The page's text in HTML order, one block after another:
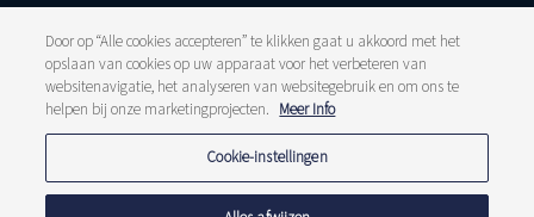
Juridische info
Disclaimer
Klacht
Klokkenluiders
Tarieven
Door op “Alle cookies accepteren” te klikken gaat u akkoord met het
opslaan van cookies op uw apparaat voor het verbeteren van
websitenavigatie, het analyseren van websitegebruik en om ons te
helpen bij onze marketingprojecten. Meer Info
Cookie-instellingen